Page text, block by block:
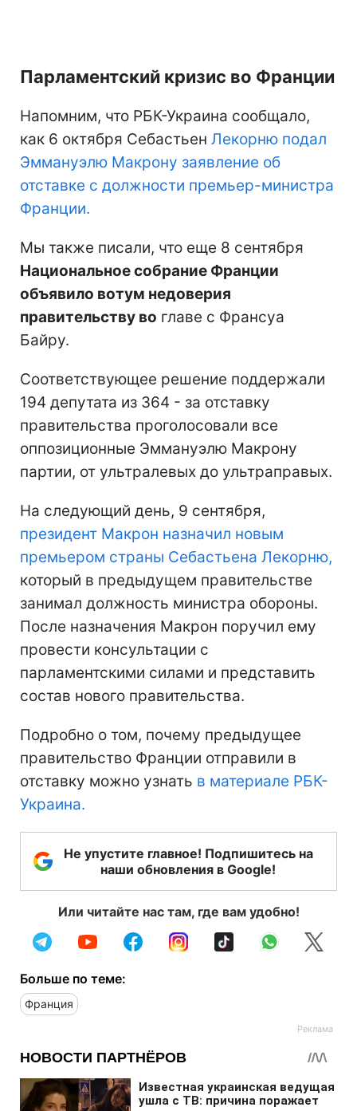
Парламентский кризис во Франции
Напомним, что РБК-Украина сообщало,
как 6 октября Себастьен Лекорню подал
Эммануэлю Макрону заявление об
отставке с должности премьер-министра
Франции.
Мы также писали, что еще 8 сентября
Национальное собрание Франции
объявило вотум недоверия
правительству во главе с Франсуа
Байру.
Соответствующее решение поддержали
194 депутата из 364 - за отставку
правительства проголосовали все
оппозиционные Эммануэлю Макрону
партии, от ультралевых до ультраправых.
На следующий день, 9 сентября,
президент Макрон назначил новым
премьером страны Себастьена Лекорню,
который в предыдущем правительстве
занимал должность министра обороны.
После назначения Макрон поручил ему
провести консультации с
парламентскими силами и представить
состав нового правительства.
Подробно о том, почему предыдущее
правительство Франции отправили в
отставку можно узнать в материале РБК-
Украина.
Не упустите главное! Подпишитесь на
наши обновления в Google!
Или читайте нас там, где вам удобно!
Больше по теме:
Франция